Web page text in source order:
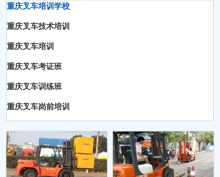
重庆叉车培训学校
重庆叉车技术培训
重庆叉车培训
重庆叉车考证班
重庆叉车训练班
重庆叉车岗前培训